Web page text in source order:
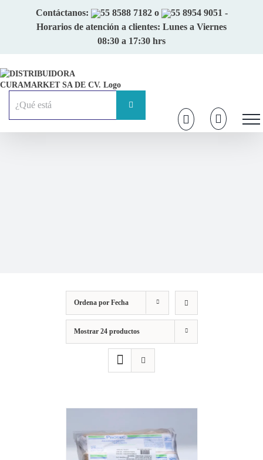
Contáctanos: 55 8588 7182o 55 8954 9051 -
Horarios de atención a clientes: Lunes a Viernes
08:30 a 17:30 hrs
Ordena por Fecha
Mostrar 24 productos